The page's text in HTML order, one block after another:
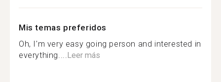
Mis temas preferidos
Oh, I'm very easy going person and interested in
everything....Leer más